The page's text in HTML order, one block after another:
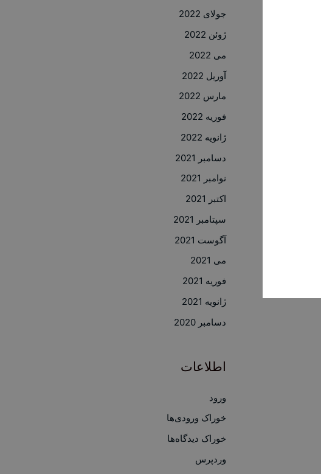
جولای 2022
ژوئن 2022
می 2022
آوریل 2022
مارس 2022
فوریه 2022
ژانویه 2022
دسامبر 2021
نوامبر 2021
اکتبر 2021
سپتامبر 2021
آگوست 2021
می 2021
فوریه 2021
ژانویه 2021
دسامبر 2020
اطلاعات
ورود
خوراک ورودی‌ها
خوراک دیدگاه‌ها
وردپرس